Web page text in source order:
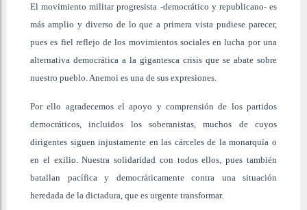
El movimiento militar progresista -democrático y republicano- es
más amplio y diverso de lo que a primera vista pudiese parecer,
pues es fiel reflejo de los movimientos sociales en lucha por una
alternativa democrática a la gigantesca crisis que se abate sobre
nuestro pueblo. Anemoi es una de sus expresiones.
Por ello agradecemos el apoyo y comprensión de los partidos
democráticos, incluidos los soberanistas, muchos de cuyos
dirigentes siguen injustamente en las cárceles de la monarquía o
en el exilio. Nuestra solidaridad con todos ellos, pues también
batallan pacífica y democráticamente contra una situación
heredada de la dictadura, que es urgente transformar.